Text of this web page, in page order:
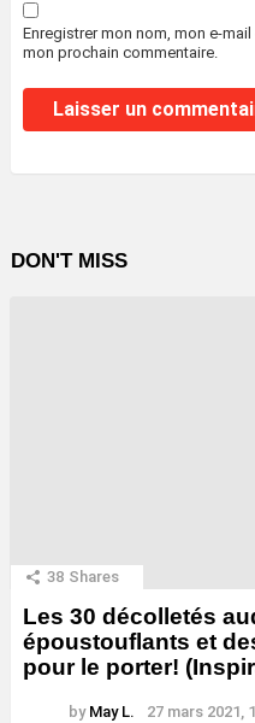
Enregistrer mon nom, mon e-
mon prochain commentaire.
DON'T MISS
38 Shares
Les 30 décolletés
époustouflants et
pour le porter!
by May L. 27 mars 2021,